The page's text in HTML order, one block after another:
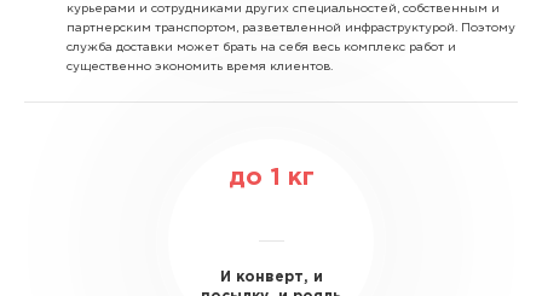
курьерами и сотрудниками других специальностей, собственным и
партнерским транспортом, разветвленной инфраструктурой. Поэтому
служба доставки может брать на себя весь комплекс работ и
существенно экономить время клиентов.
до 1 кг
И конверт, и